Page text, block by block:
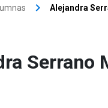
keyboard_arrow_right Alejandra
Serrano